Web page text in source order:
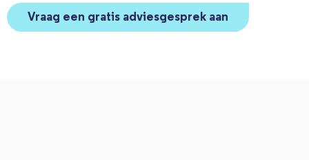
Vraag een gratis adviesgesprek aan